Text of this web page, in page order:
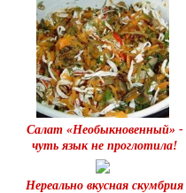
Салат «Необыкновенный» -
чуть язык не проглотила!
Нереально вкусная скумбрия